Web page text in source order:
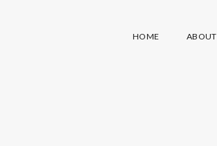
HOME ABOUT